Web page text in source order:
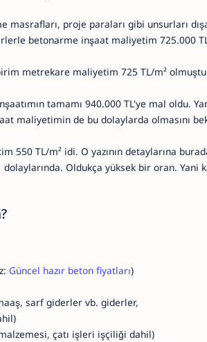
proje paraları gibi unsurları
betonarme inşaat maliyetim 725.000 TL
metrekare maliyetim 725 TL/m²
tamamı 940.000 TL'ye mal oldu.
maliyetimin de bu dolaylarda olmasını
550 TL/m² idi. O yazının detaylarına
dolaylarında. Oldukça yüksek bir oran. Yani
Güncel hazır beton fiyatları)
sarf giderler vb. giderler,
çatı işleri işçiliği dahil)